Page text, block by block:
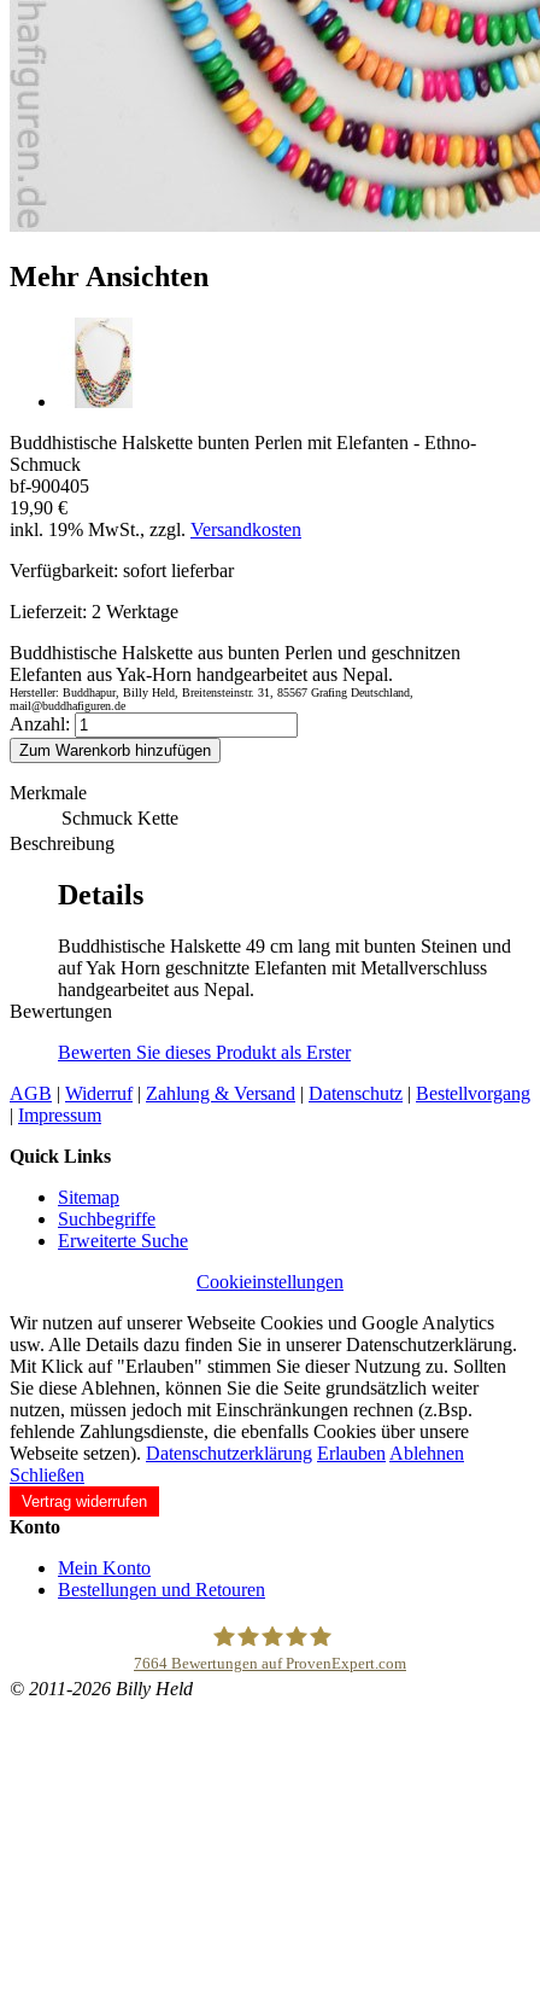
Mehr Ansichten
Buddhistische Halskette bunten Perlen mit Elefanten - Ethno-
Schmuck
bf-900405
19,90 €
inkl. 19% MwSt., zzgl. Versandkosten
Verfügbarkeit: sofort lieferbar
Lieferzeit: 2 Werktage
Buddhistische Halskette aus bunten Perlen und geschnitzen
Elefanten aus Yak-Horn handgearbeitet aus Nepal.
Hersteller: Buddhapur, Billy Held, Breitensteinstr. 31, 85567 Grafing Deutschland,
mail@buddhafiguren.de
Anzahl:
Zum Warenkorb hinzufügen
Merkmale
Schmuck Kette
Beschreibung
Details
Buddhistische Halskette 49 cm lang mit bunten Steinen und
auf Yak Horn geschnitzte Elefanten mit Metallverschluss
handgearbeitet aus Nepal.
Bewertungen
Bewerten Sie dieses Produkt als Erster
AGB | Widerruf| Zahlung & Versand | Datenschutz | Bestellvorgang
| Impressum
Quick Links
Sitemap
Suchbegriffe
Erweiterte Suche
Cookieinstellungen
Wir nutzen auf unserer Webseite Cookies und Google Analytics
usw. Alle Details dazu finden Sie in unserer Datenschutzerklärung.
Mit Klick auf "Erlauben" stimmen Sie dieser Nutzung zu. Sollten
Sie diese Ablehnen, können Sie die Seite grundsätzlich weiter
nutzen, müssen jedoch mit Einschränkungen rechnen (z.Bsp.
fehlende Zahlungsdienste, die ebenfalls Cookies über unsere
Webseite setzen). Datenschutzerklärung Erlauben Ablehnen
Schließen
Vertrag widerrufen
Konto
Mein Konto
Bestellungen und Retouren
7664 Bewertungen auf ProvenExpert.com
© 2011-2026 Billy Held